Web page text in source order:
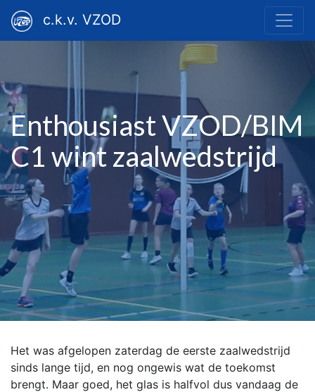
c.k.v. VZOD
Enthousiast VZOD/BIM
C1 wint zaalwedstrijd
Het was afgelopen zaterdag de eerste zaalwedstrijd
sinds lange tijd, en nog ongewis wat de toekomst
brengt. Maar goed, het glas is halfvol dus vandaag de